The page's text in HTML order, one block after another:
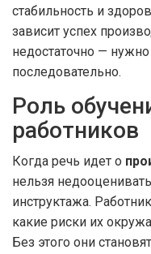
стабильность и
зависит успех
недостаточно —
последовательно.
Роль
работников
Когда речь идет о
нельзя
инструктажа.
какие риски их
Без этого они